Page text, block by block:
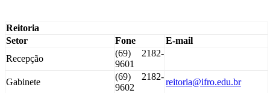
Reitoria
Setor
Fone
E-mail
Recepção
(69) 2182-
9601
Gabinete
(69) 2182-
9602
reitoria@ifro.edu.br